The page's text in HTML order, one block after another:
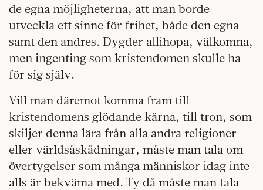
de egna möjligheterna, att man borde
utveckla ett sinne för frihet, både den egna
samt den andres. Dygder allihopa, välkomna,
men ingenting som kristendomen skulle ha
för sig själv.
Vill man däremot komma fram till
kristendomens glödande kärna, till tron, som
skiljer denna lära från alla andra religioner
eller världsåskådningar, måste man tala om
övertygelser som många människor idag inte
alls är bekväma med. Ty då måste man tala